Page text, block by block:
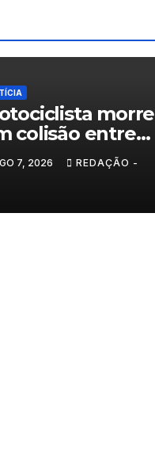
morre
colisão entre
e duas
em Chaves
7, 2026 REDAÇÃO -